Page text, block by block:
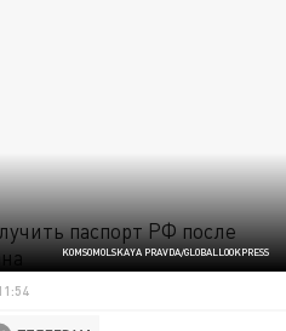
KOMSOMOLSKAYA PRAVDA/GLOBALLOOKPRESS